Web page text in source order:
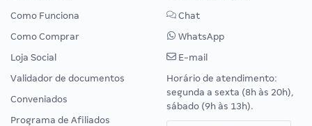
Como Funciona
Como Comprar
Loja Social
Validador de documentos
Conveniados
Programa de Afiliados
Chat
WhatsApp
E-mail
Horário de atendimento:
segunda a sexta (8h às 20h),
sábado (9h às 13h).